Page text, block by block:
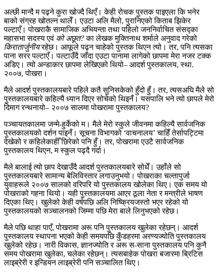
अल्छी मान्दै म पढ्ने कुरा खोज्दै थिएँ। केही रोचक पुस्तक पाइएला कि भनेर
बाको संग्रह खोतल्न थालेँ। एउटा अलि मैलो, पुरानिएको किताब झिकेर
पल्टाएँ। पोखराकै सामाजिक अभियन्ता तथा पहिलो जननिर्वाचित संसद्का
महासभा सदस्य एवं को अछूत?का लेखक मुक्तिनाथ शर्माले अनुवाद गरेको
किरातार्जुनीयरहेछ। आफूले पढ्न चाहेको पुस्तक थिएन त्यो। तर, पनि त्यसका
पाना सरर पल्टाएँ। पल्टाउँदै जाँदा एउटा पानामा लागेको छापमा मेरा नजर टक्क
अडिए। त्यो अन्डाकार छापमा लेखिएको थियो– आदर्श पुस्तकालय, स्था.
२००७, पोखरा।
मैले आदर्श पुस्तकालयबारे पहिले कतै सुनिसकेको हुँदो हुँ। तर, त्यसअघि मैले सो
पुस्तकालयबारे कहिल्यै ध्यान दिएर सोचेको थिइनँ। यसपालि भने त्यो छापले मेरो
दिमाग रन्थनायो– २००७ सालमा पोखरामा पुस्तकालय?
पञ्चायतकालमा जन्मे-हुर्केको म। मैले मेरो स्कुले जीवनमा कहिल्यै सार्वजनिक
पुस्तकालयको दर्शन पाइनँ। सूचना विभागको ‘वाचनालय’ चाहिँ तेर्सापट्टिमा
देखेको र कहिलेकाहीँ छिरेको पनि हुँ। तर, पोखरामा एउटै सार्वजनिक
पुस्तकालय थिएन, म स्कुल पढ्दै गर्दा।
मैले बालाई त्यो छाप देखाउँदै आदर्श पुस्तकालयबारे सोधेँ। उहाँले सो
पुस्तकालयबारे सामान्य बेलिविस्तार लगाउनुभयो। पोखराका चल्तापुर्जा
युवाहरूले २००७ सालको वरिपरि यो पुस्तकालय खोलेका थिए। एक समय यो
पोखराको गहना थियो। यही पुस्तकालयमा आएर ठूला नेता र मन्त्रीले भाषण
दिएका थिए। खुलेको केही वर्षपछि अलि निष्क्रियजस्तो भएर रहेको यो
पुस्तकालयको सञ्चालनको जिम्मा पछि मेरा बाले लिनुभएको रहेछ।
मैले पछि थाहा पाएँ, पोखरामा अरू पनि पुस्तकालय खुलेका रहेछन्। आदर्श
पुस्तकालय स्थापना भएको केही समयपछि कुँडहरमा अरण्यज्योति पुस्तकालय
खुलेको रहेछ। नारी विकास, ज्ञानज्योति र अरू स-साना पुस्तकालय पनि कुनै
समय पोखरामा खुलेका, चलेका रहेछन्। त्यसबाहेक पोखरा बजारमा ब्रिटिस
लाइब्रेरी र इन्डियन लाइब्रेरी पनि सञ्चालित थिए।